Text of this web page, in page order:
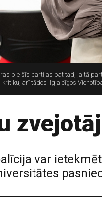
pie šīs partijas pat tad, ja tā
arī tādos ilglaicīgos
var